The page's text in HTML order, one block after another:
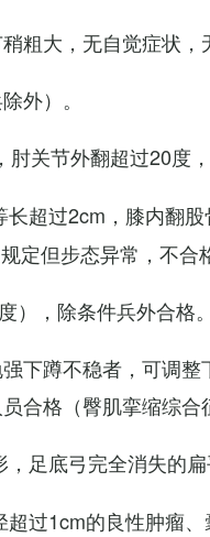
粗大，无自觉症状
外）。
关节外翻超过20度
超过2cm，膝内翻
定但步态异常，不合
），除条件兵外合格。
下蹲不稳者，可调
合格（臀肌挛缩综合
足底弓完全消失的扁
过1cm的良性肿瘤